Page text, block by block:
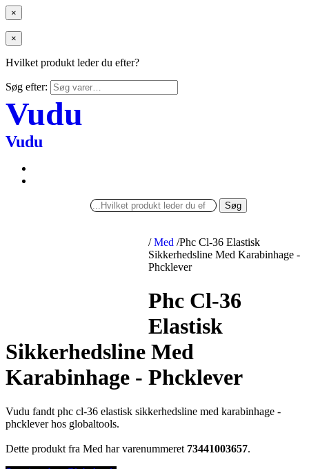
×
×
Hvilket produkt leder du efter?
Søg efter:
Vudu
Vudu
Søg
/ Med /Phc Cl-36 Elastisk
Sikkerhedsline Med Karabinhage -
Phcklever
Phc Cl-36
Elastisk
Sikkerhedsline Med
Karabinhage - Phcklever
Vudu fandt phc cl-36 elastisk sikkerhedsline med karabinhage -
phcklever hos globaltools.
Dette produkt fra Med har varenummeret 73441003657.